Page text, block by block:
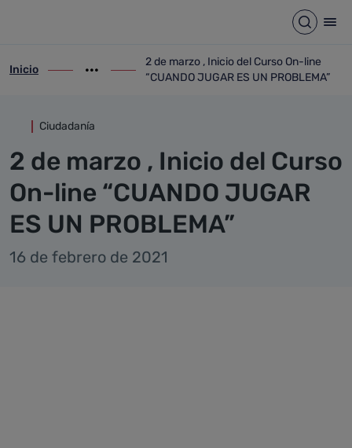
Abrir
ir-a inicio
Inicio
Mostrar opciones del camino de migas
ir-a 2 de marzo , Inicio del Curso On-line
2 de marzo , Inicio del Curso On-line
“CUANDO JUGAR ES UN PROBLEMA”
Ciudadanía
2 de marzo , Inicio del Curso
On-line “CUANDO JUGAR
ES UN PROBLEMA”
16 de febrero de 2021